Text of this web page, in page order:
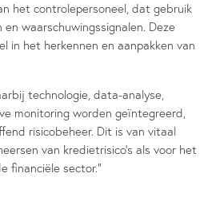
het controlepersoneel, dat gebruik
waarschuwingssignalen. Deze
in het herkennen en aanpakken van
technologie, data-analyse,
monitoring worden geïntegreerd,
risicobeheer. Dit is van vitaal
van kredietrisico’s als voor het
financiële sector.”